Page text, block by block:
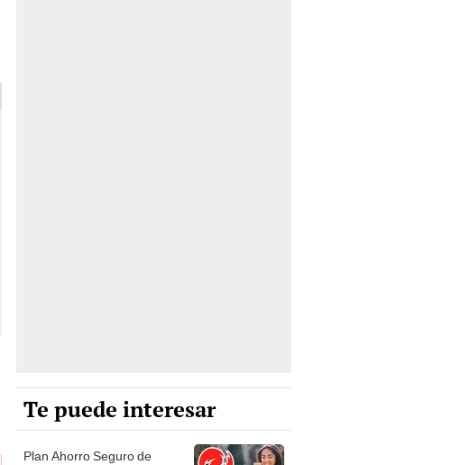
Te puede interesar
Plan Ahorro Seguro de